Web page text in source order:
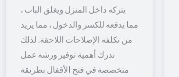
يتركه داخل المنزل ويغلق الباب ،
مما يدفعه للكسر والدخول ، مما يزيد
من تكلفة الإصلاحات اللاحقة. لذلك
ندرك أهمية توفير ورشة عمل
متخصصة في فتح الأقفال بطريقة